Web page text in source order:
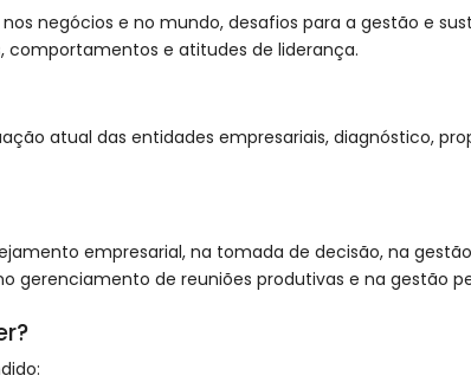
negócios e no mundo, desafios para a gestão e
comportamentos e atitudes de liderança.
atual das entidades empresariais, diagnóstico,
empresarial, na tomada de decisão, na
gerenciamento de reuniões produtivas e na gestão